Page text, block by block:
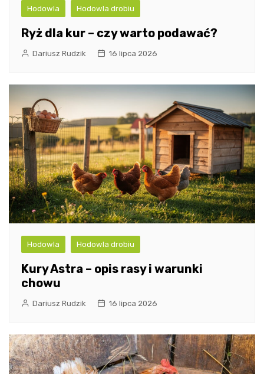
Hodowla Hodowla drobiu
Ryż dla kur – czy warto podawać?
Dariusz Rudzik 16 lipca 2026
Hodowla Hodowla drobiu
Kury Astra – opis rasy i warunki
chowu
Dariusz Rudzik 16 lipca 2026